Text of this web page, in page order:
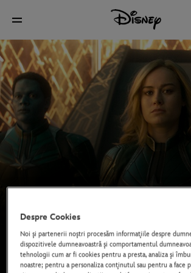
Despre Cookies
Noi şi partenerii noştri procesăm informaţiile despre
dispozitivele dumneavoastră şi comportamentul
tehnologii cum ar fi cookies pentru a presta, analiza şi
noastre; pentru a personaliza conţinutul sau pentru a face